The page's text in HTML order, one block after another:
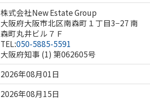
株式会社New Estate Group
大阪府大阪市北区南森町１丁目3−27 南
森町丸井ビル７Ｆ
TEL:050-5885-5591
大阪府知事 (1) 第062605号
2026年08月01日
2026年08月15日